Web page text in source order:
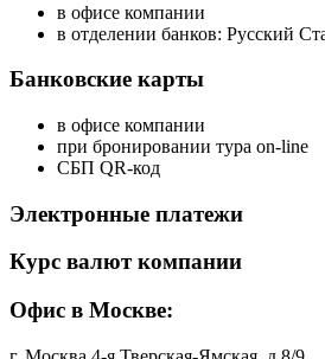
в офисе компании
в отделении банков: Русский
Банковские карты
в офисе компании
при бронировании тура on-line
СБП QR-код
Электронные платежи
Курс валют компании
Офис в Москве: